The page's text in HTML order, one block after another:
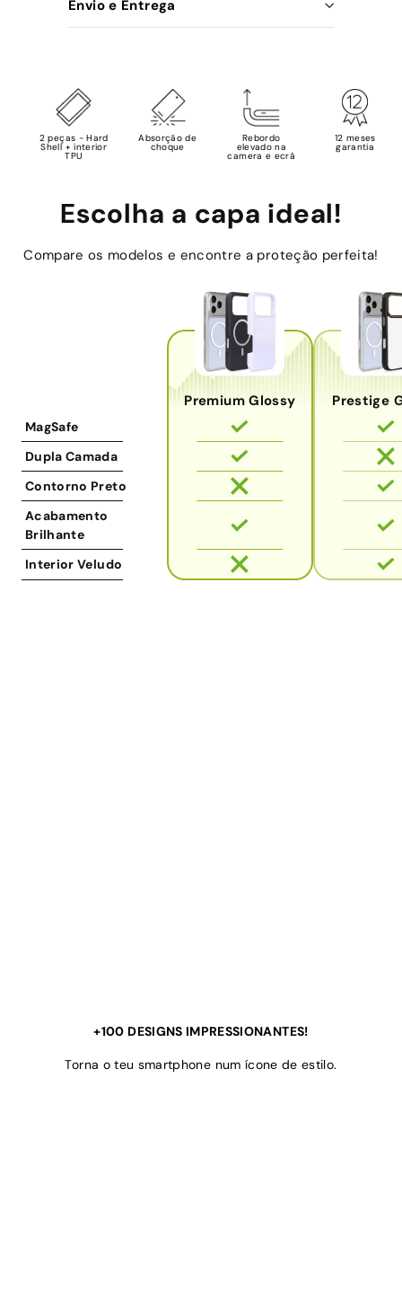
Envio e Entrega
2 peças - Hard
Shell + interior
TPU
Absorção de
choque
Rebordo
elevado na
camera e ecrã
12 meses
garantia
Escolha a capa ideal!
Compare os modelos e encontre a proteção perfeita!
Premium Glossy Prestige
MagSafe
Dupla Camada
Contorno Preto
Acabamento
Brilhante
Interior Veludo
+100 DESIGNS IMPRESSIONANTES!
Torna o teu smartphone num ícone de estilo.